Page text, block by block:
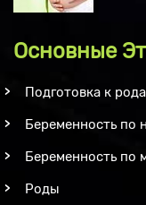
Основные
Подготовка к
Беременность по
Беременность по
Роды